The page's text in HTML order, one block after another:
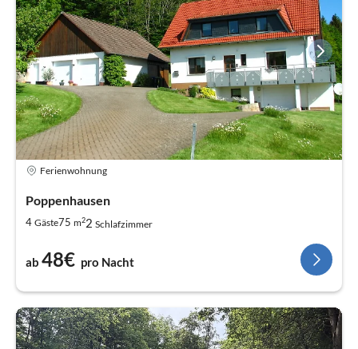
Ferienwohnung
Poppenhausen
4 Gäste75 m22 Schlafzimmer
ab 48€ pro Nacht